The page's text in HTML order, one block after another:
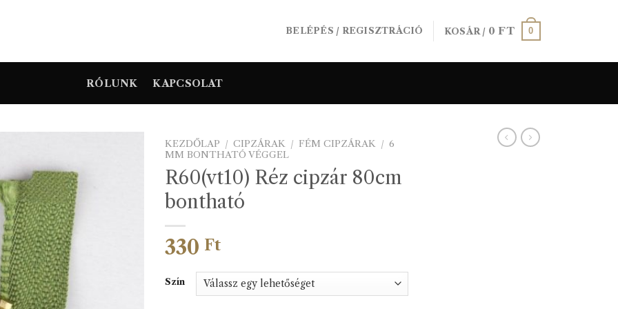
BELÉPÉS / REGISZTRÁCIÓ KOSÁR / 0FT 0
RÓLUNK KAPCSOLAT
KEZDŐLAP / CIPZÁRAK / FÉM CIPZÁRAK / 6
MM BONTHATÓ VÉGGEL
R60(vt10) Réz cipzár 80cm
bontható
330 Ft
Szín